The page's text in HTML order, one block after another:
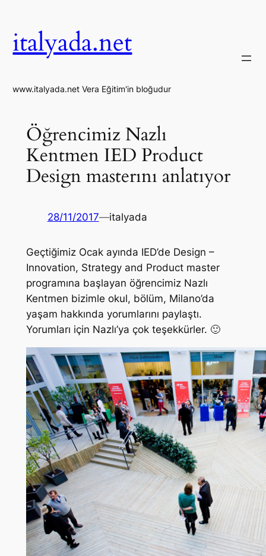
italyada.net
www.italyada.net Vera Eğitim'in bloğudur
Öğrencimiz Nazlı
Kentmen IED Product
Design masterını anlatıyor
28/11/2017—italyada
Geçtiğimiz Ocak ayında IED’de Design –
Innovation, Strategy and Product master
programına başlayan öğrencimiz Nazlı
Kentmen bizimle okul, bölüm, Milano’da
yaşam hakkında yorumlarını paylaştı.
Yorumları için Nazlı’ya çok teşekkürler. 🙂